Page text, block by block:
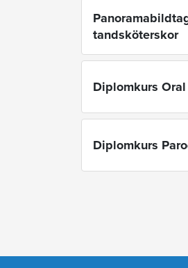
tandsköterskor
Diplomkurs
Diplomkurs